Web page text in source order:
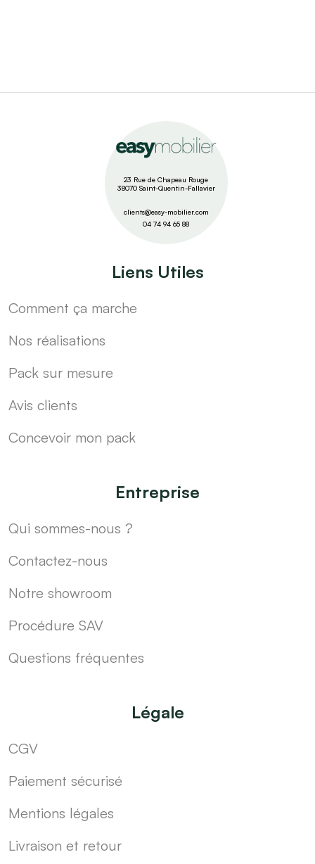
23 Rue de Chapeau Rouge
38070 Saint-Quentin-Fallavier
clients@easy-mobilier.com
04 74 94 65 88
Liens Utiles
Comment ça marche
Nos réalisations
Pack sur mesure
Avis clients
Concevoir mon pack
Entreprise
Qui sommes-nous ?
Contactez-nous
Notre showroom
Procédure SAV
Questions fréquentes
Légale
CGV
Paiement sécurisé
Mentions légales
Livraison et retour